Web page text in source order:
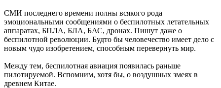
СМИ последнего времени полны всякого рода
эмоциональными сообщениями о беспилотных летательных
аппаратах, БПЛА, БЛА, БАС, дронах. Пишут даже о
беспилотной революции. Будто бы человечество имеет дело с
новым чудо изобретением, способным перевернуть мир.
Между тем, беспилотная авиация появилась раньше
пилотируемой. Вспомним, хотя бы, о воздушных змеях в
древнем Китае.